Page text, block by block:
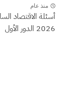
منذ عام
أسئلة الاقتصاد
2026 الدور الأول